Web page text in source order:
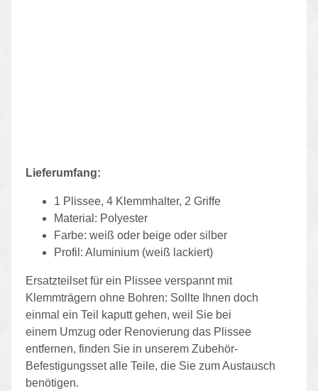
Lieferumfang:
1 Plissee, 4 Klemmhalter, 2 Griffe
Material: Polyester
Farbe: weiß oder beige oder silber
Profil: Aluminium (weiß lackiert)
Ersatzteilset für ein Plissee verspannt mit
Klemmträgern ohne Bohren: Sollte Ihnen doch
einmal ein Teil kaputt gehen, weil Sie bei
einem Umzug oder Renovierung das Plissee
entfernen, finden Sie in unserem Zubehör-
Befestigungsset alle Teile, die Sie zum Austausch
benötigen.